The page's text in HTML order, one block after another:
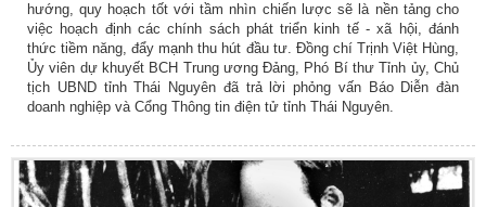
hướng, quy hoạch tốt với tầm nhìn chiến lược sẽ là nền tảng cho
việc hoạch định các chính sách phát triển kinh tế - xã hội, đánh
thức tiềm năng, đẩy mạnh thu hút đầu tư. Đồng chí Trịnh Việt Hùng,
Ủy viên dự khuyết BCH Trung ương Đảng, Phó Bí thư Tỉnh ủy, Chủ
tịch UBND tỉnh Thái Nguyên đã trả lời phỏng vấn Báo Diễn đàn
doanh nghiệp và Cổng Thông tin điện tử tỉnh Thái Nguyên.